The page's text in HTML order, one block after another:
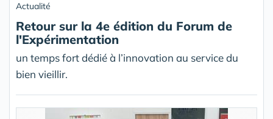
Actualité
Retour sur la 4e édition du Forum de
l'Expérimentation
un temps fort dédié à l’innovation au service du
bien vieillir.